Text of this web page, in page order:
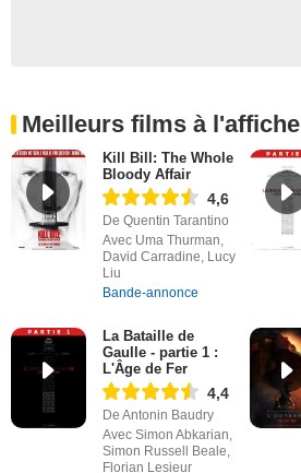
Meilleurs films à l'affiche
Kill Bill: The Whole
Bloody Affair
4,6
De Quentin Tarantino
Avec Uma Thurman,
David Carradine, Lucy
Liu
Bande-annonce
La Bataille de
Gaulle - partie 1 :
L'Âge de Fer
4,4
De Antonin Baudry
Avec Simon Abkarian,
Simon Russell Beale,
Florian Lesieur